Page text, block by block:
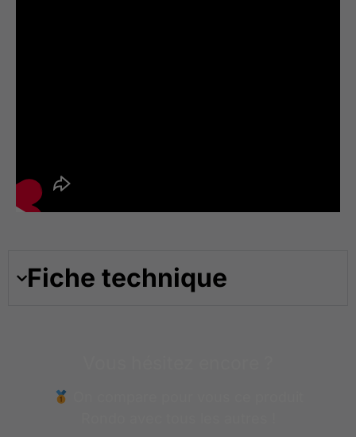
Fiche technique